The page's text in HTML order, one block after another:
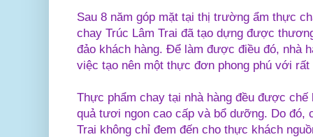
Sau 8 năm góp mặt tại thị trường ẩm thực
chay Trúc Lâm Trai đã tạo dựng được
đảo khách hàng. Để làm được điều đó, nhà
việc tạo nên một thực đơn phong phú với
Thực phẩm chay tại nhà hàng đều được
quả tươi ngon cao cấp và bổ dưỡng. Do đó,
Trai không chỉ đem đến cho thực khách